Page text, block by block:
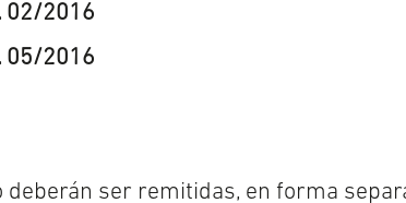
02/2016
05/2016
ser remitidas, en forma